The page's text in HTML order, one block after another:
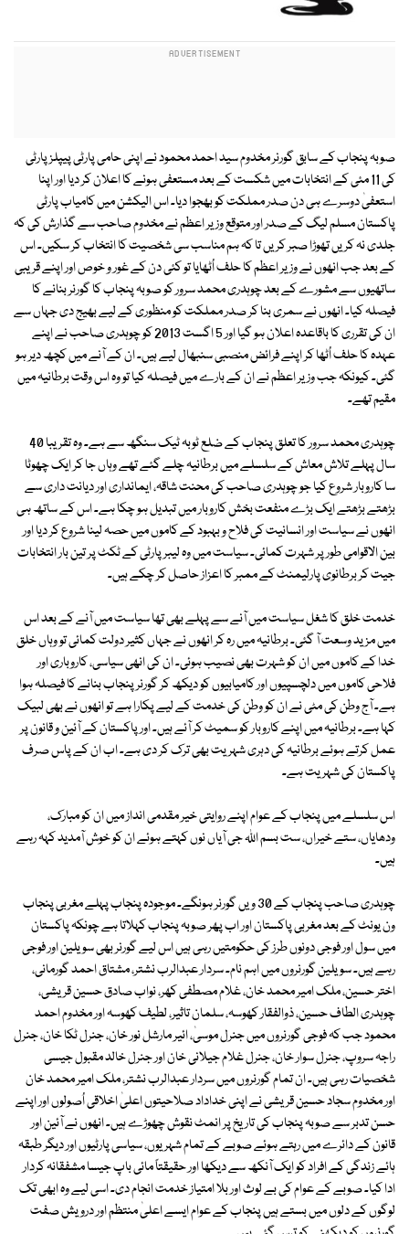
صوبہ پنجاب کے سابق گورنر مخدوم سید احمد محمود نے اپنی حامی پارٹی پیپلز پارٹی
کی 11 مئی کے انتخابات میں شکست کے بعد مستعفی ہونے کا اعلان کر دیا اور اپنا
استعفیٰ دوسرے ہی دن صدر مملکت کو بھجوا دیا۔ اس الیکشن میں کامیاب پارٹی
پاکستان مسلم لیگ کے صدر اور متوقع وزیر اعظم نے مخدوم صاحب سے گذارش کی کہ
جلدی نہ کریں تھوڑا صبر کریں تا کہ ہم مناسب سی شخصیت کا انتخاب کر سکیں۔ اس
کے بعد جب انھوں نے وزیر اعظم کا حلف اُٹھایا تو کئی دن کے غور و خوص اور اپنے قریبی
ساتھیوں سے مشورے کے بعد چوہدری محمد سرور کو صوبہ پنجاب کا گورنر بنانے کا
فیصلہ کیا۔ انھوں نے سمری بنا کر صدر مملکت کو منظوری کے لیے بھیج دی جہاں سے
ان کی تقرری کا باقاعدہ اعلان ہو گیا اور 5 اگست 2013 کو چوہدری صاحب نے اپنے
عہدہ کا حلف اُٹھا کر اپنے فرائض منصبی سنبھال لیے ہیں۔ ان کے آنے میں کچھ دیر ہو
گئی۔ کیونکہ جب وزیر اعظم نے ان کے بارے میں فیصلہ کیا تو وہ اس وقت برطانیہ میں
مقیم تھے۔
چوہدری محمد سرور کا تعلق پنجاب کے ضلع ٹوبہ ٹیک سنگھ سے ہے۔ وہ تقریبا 40
سال پہلے تلاش معاش کے سلسلے میں برطانیہ چلے گئے تھے وہاں جا کر ایک چھوٹا
سا کاروبار شروع کیا جو چوہدری صاحب کی محنت شاقہ، ایمانداری اور دیانت داری سے
بڑھتے بڑھتے ایک بڑے منفعت بخش کاروبار میں تبدیل ہو چکا ہے۔ اس کے ساتھ ہی
انھوں نے سیاست اور انسانیت کی فلاح و بہبود کے کاموں میں حصہ لینا شروع کر دیا اور
بین الاقوامی طور پر شہرت کمائی۔ سیاست میں وہ لیبر پارٹی کے ٹکٹ پر تین بار انتخابات
جیت کر برطانوی پارلیمنٹ کے ممبر کا اعزاز حاصل کر چکے ہیں۔
خدمت خلق کا شغل سیاست میں آنے سے پہلے بھی تھا سیاست میں آنے کے بعد اس
میں مزید وسعت آ گئی۔ برطانیہ میں رہ کر انھوں نے جہاں کثیر دولت کمائی تو وہاں خلق
خدا کے کاموں میں ان کو شہرت بھی نصیب ہوئی۔ ان کی انھی سیاسی، کاروباری اور
فلاحی کاموں میں دلچسپیوں اور کامیابیوں کو دیکھ کر گورنر پنجاب بنانے کا فیصلہ ہوا
ہے۔ آج وطن کی مٹی نے ان کو وطن کی خدمت کے لیے پکارا ہے تو انھوں نے بھی لبیک
کہا ہے۔ برطانیہ میں اپنے کاروبار کو سمیٹ کر آئے ہیں۔ اور پاکستان کے آئین و قانون پر
عمل کرتے ہوئے برطانیہ کی دہری شہریت بھی ترک کر دی ہے۔ اب ان کے پاس صرف
پاکستان کی شہریت ہے۔
اس سلسلے میں پنجاب کے عوام اپنے روایتی خیر مقدمی انداز میں ان کو مبارک،
ودھایاں، ستے خیراں، ست بسم اﷲ جی آیاں نوں کہتے ہوئے ان کو خوش آمدید کہہ رہے
ہیں۔
چوہدری صاحب پنجاب کے 30 ویں گورنر ہونگے۔ موجودہ پنجاب پہلے مغربی پنجاب
ون یونٹ کے بعد مغربی پاکستان اور اب پھر صوبہ پنجاب کہلاتا ہے چونکہ پاکستان
میں سول اور فوجی دونوں طرز کی حکومتیں رہی ہیں اس لیے گورنر بھی سویلین اور فوجی
رہے ہیں۔ سویلین گورنروں میں اہم نام۔ سردار عبدالرب نشتر، مشتاق احمد گورمانی،
اختر حسین، ملک امیر محمد خان، غلام مصطفی کھر، نواب صادق حسین قریشی،
چوہدری الطاف حسین، ذوالفقار کھوسہ، سلمان تاثیر، لطیف کھوسہ اور مخدوم احمد
محمود جب کہ فوجی گورنروں میں جنرل موسیٰ، ائیر مارشل نور خان، جنرل ٹکا خان، جنرل
راجہ سروپ، جنرل سوار خان، جنرل غلام جیلانی خان اور جنرل خالد مقبول جیسی
شخصیات رہی ہیں۔ ان تمام گورنروں میں سردار عبدالرب نشتر، ملک امیر محمد خان
اور مخدوم سجاد حسین قریشی نے اپنی خداداد صلاحیتوں اعلیٰ اخلاقی اُصولوں اور اپنے
حسن تدبر سے صوبہ پنجاب کی تاریخ پر انمٹ نقوش چھوڑے ہیں۔ انھوں نے آئین اور
قانون کے دائرے میں رہتے ہوئے صوبے کے تمام شہریوں، سیاسی پارٹیوں اور دیگر طبقہ
ہائے زندگی کے افراد کو ایک آنکھ سے دیکھا اور حقیقتاً مائی باپ جیسا مشفقانہ کردار
ادا کیا۔ صوبے کے عوام کی بے لوث اور بلا امتیاز خدمت انجام دی۔ اسی لیے وہ ابھی تک
لوگوں کے دلوں میں بستے ہیں پنجاب کے عوام ایسے اعلیٰ منتظم اور درویش صفت